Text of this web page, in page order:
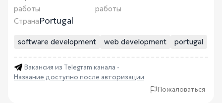
работы
работы
СтранаPortugal
software development web development portugal
Вакансия из Telegram канала -
Название доступно после авторизации
Пожаловаться